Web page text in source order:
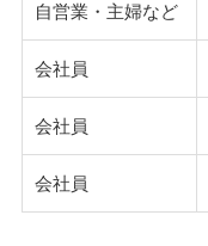
自営業・主婦など
会社員
会社員
会社員